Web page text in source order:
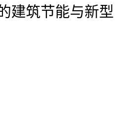
建筑节能与新型